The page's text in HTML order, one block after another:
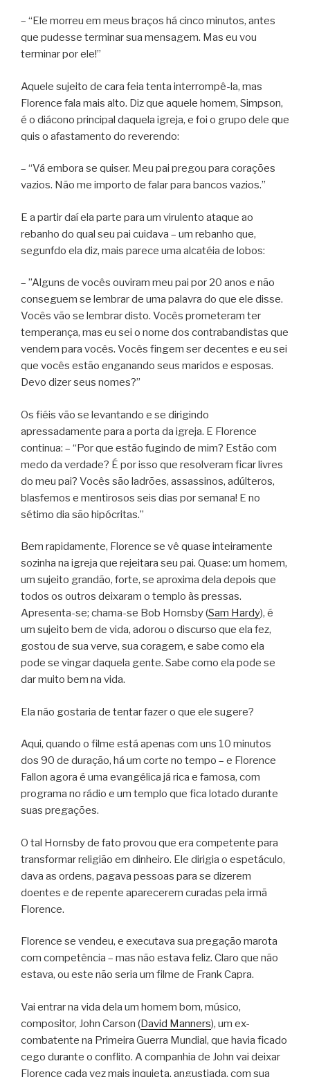
– “Ele morreu em meus braços há cinco minutos, antes
que pudesse terminar sua mensagem. Mas eu vou
terminar por ele!”
Aquele sujeito de cara feia tenta interrompê-la, mas
Florence fala mais alto. Diz que aquele homem, Simpson,
é o diácono principal daquela igreja, e foi o grupo dele que
quis o afastamento do reverendo:
– “Vá embora se quiser. Meu pai pregou para corações
vazios. Não me importo de falar para bancos vazios.”
E a partir daí ela parte para um virulento ataque ao
rebanho do qual seu pai cuidava – um rebanho que,
segunfdo ela diz, mais parece uma alcatéia de lobos:
– ”Alguns de vocês ouviram meu pai por 20 anos e não
conseguem se lembrar de uma palavra do que ele disse.
Vocês vão se lembrar disto. Vocês prometeram ter
temperança, mas eu sei o nome dos contrabandistas que
vendem para vocês. Vocês fingem ser decentes e eu sei
que vocês estão enganando seus maridos e esposas.
Devo dizer seus nomes?”
Os fiéis vão se levantando e se dirigindo
apressadamente para a porta da igreja. E Florence
continua: – “Por que estão fugindo de mim? Estão com
medo da verdade? É por isso que resolveram ficar livres
do meu pai? Vocês são ladrões, assassinos, adúlteros,
blasfemos e mentirosos seis dias por semana! E no
sétimo dia são hipócritas.”
Bem rapidamente, Florence se vê quase inteiramente
sozinha na igreja que rejeitara seu pai. Quase: um homem,
um sujeito grandão, forte, se aproxima dela depois que
todos os outros deixaram o templo às pressas.
Apresenta-se; chama-se Bob Hornsby (Sam Hardy), é
um sujeito bem de vida, adorou o discurso que ela fez,
gostou de sua verve, sua coragem, e sabe como ela
pode se vingar daquela gente. Sabe como ela pode se
dar muito bem na vida.
Ela não gostaria de tentar fazer o que ele sugere?
Aqui, quando o filme está apenas com uns 10 minutos
dos 90 de duração, há um corte no tempo – e Florence
Fallon agora é uma evangélica já rica e famosa, com
programa no rádio e um templo que fica lotado durante
suas pregações.
O tal Hornsby de fato provou que era competente para
transformar religião em dinheiro. Ele dirigia o espetáculo,
dava as ordens, pagava pessoas para se dizerem
doentes e de repente aparecerem curadas pela irmã
Florence.
Florence se vendeu, e executava sua pregação marota
com competência – mas não estava feliz. Claro que não
estava, ou este não seria um filme de Frank Capra.
Vai entrar na vida dela um homem bom, músico,
compositor, John Carson (David Manners), um ex-
combatente na Primeira Guerra Mundial, que havia ficado
cego durante o conflito. A companhia de John vai deixar
Florence cada vez mais inquieta, angustiada, com sua